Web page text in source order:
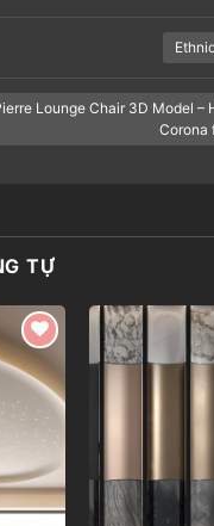
Ethnic
Lounge Chair 3D Model –
Corona
TỰ
Add to
wishlist